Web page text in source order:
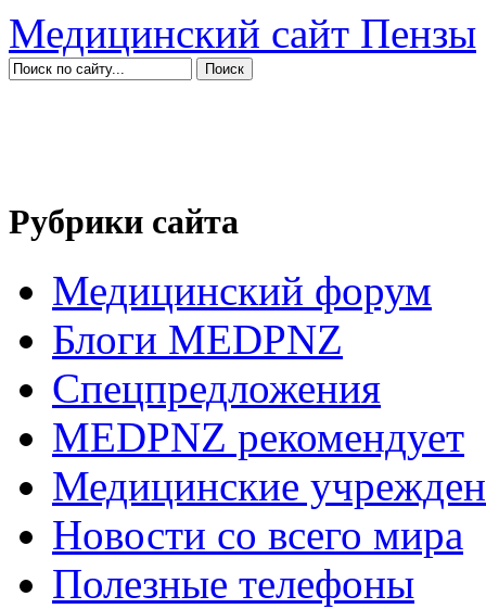
Медицинский сайт Пензы
Рубрики сайта
Медицинский форум
Блоги MEDPNZ
Спецпредложения
MEDPNZ рекомендует
Медицинские
Новости со всего мира
Полезные телефоны